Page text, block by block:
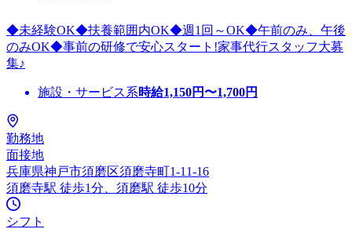
◆未経験OK◆扶養範囲内OK◆週1回～OK◆午前のみ、午後
のみOK◆事前の研修で安心スタート!家事代行スタッフ大募
集♪
施設・サービス系時給1,150円〜1,700円
勤務地
面接地
兵庫県神戸市須磨区須磨寺町1-11-16
須磨寺駅 徒歩1分、須磨駅 徒歩10分
シフト